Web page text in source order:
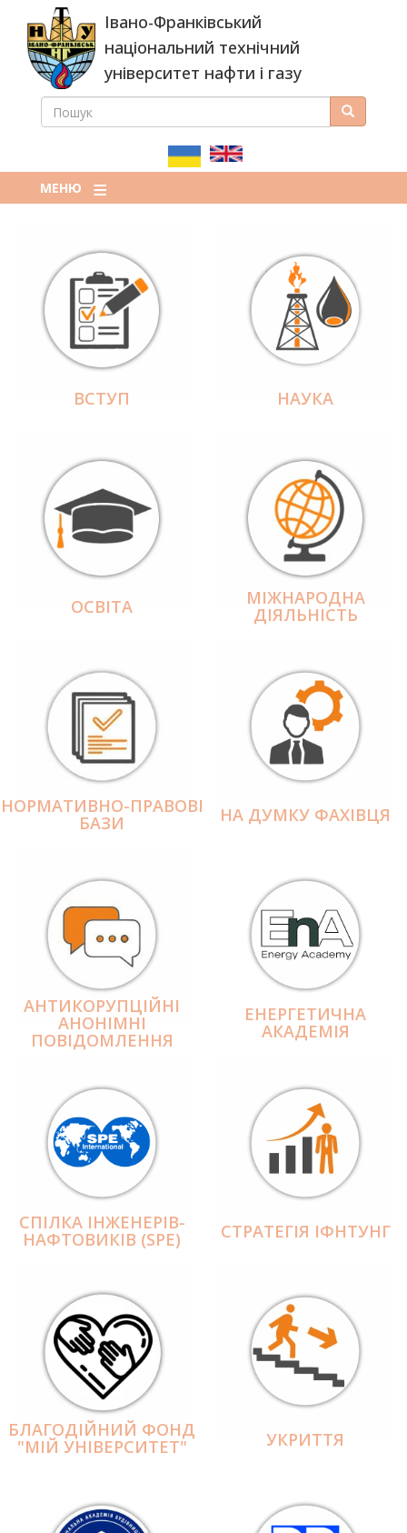
основного
вмісту
Івано-Франківський
національний технічний
університет нафти і газу
ПОШУКОВА
ПОШУК Пошук
МЕНЮ
ВСТУП НАУКА
ОСВІТА МІЖНАРОДНА
ДІЯЛЬНІCТЬ
НОРМАТИВНО-ПРАВОВІ
БАЗИ НА ДУМКУ ФАХІВЦЯ
АНТИКОРУПЦІЙНІ
АНОНІМНІ
ПОВІДОМЛЕННЯ
ЕНЕРГЕТИЧНА
АКАДЕМІЯ
СПІЛКА ІНЖЕНЕРІВ-
НАФТОВИКІВ (SPE) СТРАТЕГІЯ ІФНТУНГ
БЛАГОДІЙНИЙ ФОНД
"МІЙ УНІВЕРСИТЕТ" УКРИТТЯ